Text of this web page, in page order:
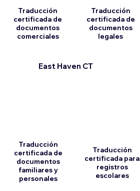
Traducción
certificada de
documentos
comerciales
Traducción
certificada de
documentos
familiares y
personales
Traducción
certificada de
documentos
legales
Traducción
certificada para
registros
escolares
East Haven CT